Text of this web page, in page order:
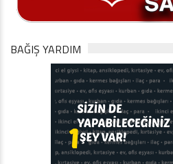
BAĞIŞ YARDIM